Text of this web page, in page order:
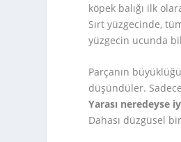
köpek balığı ilk
Sırt yüzgecinde,
yüzgecin ucunda
Parçanın
düşündüler.
Yarası neredeyse
Dahası düzgüsel